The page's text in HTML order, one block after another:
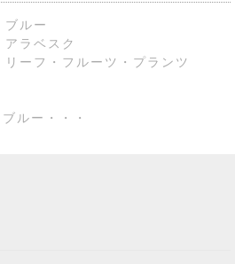
ブルー
アラベスク
リーフ・フルーツ・プランツ
ルー・・・